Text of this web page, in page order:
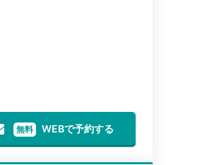
無料 WEBで予約する